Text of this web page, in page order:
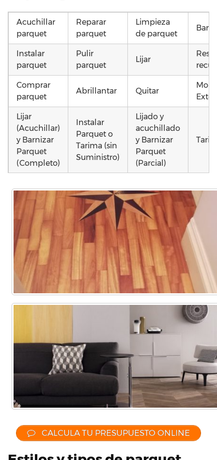
Acuchillar
parquet
Reparar
parquet
Limpieza
de parquet
Instalar
parquet
Pulir
parquet
Lijar
Comprar
parquet
Abrillantar Quitar
Lijar
(Acuchillar)
y Barnizar
Parquet
(Completo)
Instalar
Parquet o
Tarima (sin
Suministro)
Lijado y
acuchillado
y Barnizar
Parquet
(Parcial)
parquet o
Tarima
Local
Comercial
parquet o
Tarima
Vivienda
(Completa)
parquet o
Tarima
Vivienda
(Parcial)
CALCULA TU PRESUPUESTO ONLINE